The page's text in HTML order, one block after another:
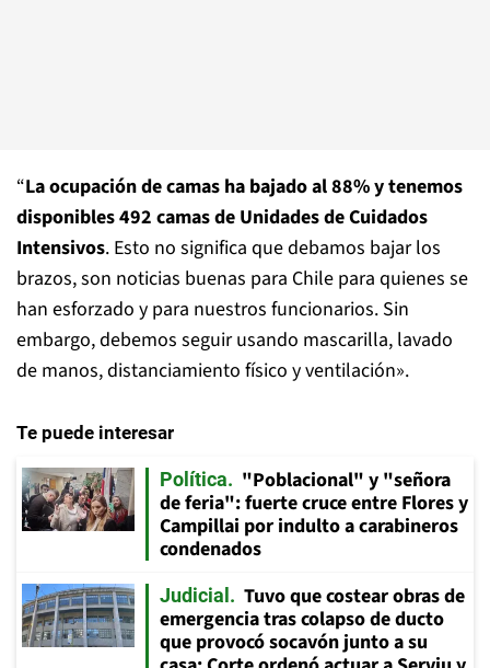
“La ocupación de camas ha bajado al 88% y tenemos
disponibles 492 camas de Unidades de Cuidados
Intensivos. Esto no significa que debamos bajar los
brazos, son noticias buenas para Chile para quienes se
han esforzado y para nuestros funcionarios. Sin
embargo, debemos seguir usando mascarilla, lavado
de manos, distanciamiento físico y ventilación».
Te puede interesar
Política
"Poblacional" y "señora
de feria": fuerte cruce entre Flores y
Campillai por indulto a carabineros
condenados
Judicial
Tuvo que costear obras de
emergencia tras colapso de ducto
que provocó socavón junto a su